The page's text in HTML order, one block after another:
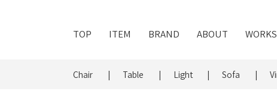
TOP ITEM BRAND ABOUT WORKS
Chair Table Light Sofa